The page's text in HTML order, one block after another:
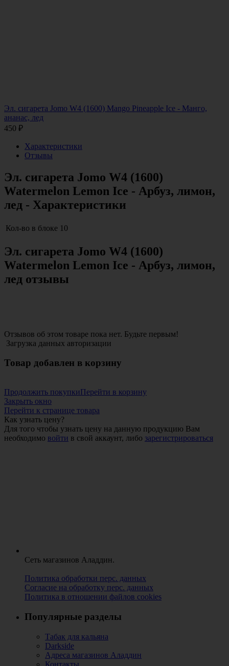
Эл. сигарета Jomo W4 (1600) Mango Pineapple Ice - Манго,
ананас, лед
450 ₽
Характеристики
Отзывы
Эл. сигарета Jomo W4 (1600)
Watermelon Lemon Ice - Арбуз, лимон,
лед - Характеристики
Кол-во в блоке 10
Эл. сигарета Jomo W4 (1600)
Watermelon Lemon Ice - Арбуз, лимон,
лед отзывы
Отзывов об этом товаре пока нет. Будьте первым!
Загрузка данных авторизации
Товар добавлен в корзину
Продолжить покупкиПерейти в корзину
Закрыть окно
Перейти к странице товара
Как узнать цену?
Для того чтобы узнать цену на данную продукцию Вам
необходимо войти в свой аккаунт, либо зарегистрироваться
Сеть магазинов Аладдин.
Политика обработки перс. данных
Согласие на обработку перс. данных
Политика в отношении файлов cookies
Популярные разделы
Табак для кальяна
Darkside
Адреса магазинов Аладдин
Контакты